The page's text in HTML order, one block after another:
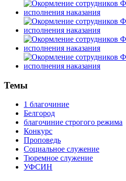
Темы
1 благочиние
Белгород
благочиние строгого режима
Конкурс
Проповедь
Социальное служение
Тюремное служение
УФСИН